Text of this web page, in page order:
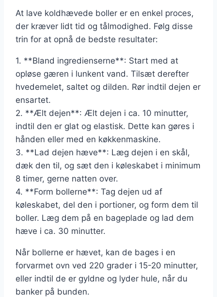
At lave koldhævede boller er en enkel proces,
der kræver lidt tid og tålmodighed. Følg disse
trin for at opnå de bedste resultater:
1. **Bland ingredienserne**: Start med at
opløse gæren i lunkent vand. Tilsæt derefter
hvedemelet, saltet og dilden. Rør indtil dejen er
ensartet.
2. **Ælt dejen**: Ælt dejen i ca. 10 minutter,
indtil den er glat og elastisk. Dette kan gøres i
hånden eller med en køkkenmaskine.
3. **Lad dejen hæve**: Læg dejen i en skål,
dæk den til, og sæt den i køleskabet i minimum
8 timer, gerne natten over.
4. **Form bollerne**: Tag dejen ud af
køleskabet, del den i portioner, og form dem til
boller. Læg dem på en bageplade og lad dem
hæve i ca. 30 minutter.
Når bollerne er hævet, kan de bages i en
forvarmet ovn ved 220 grader i 15-20 minutter,
eller indtil de er gyldne og lyder hule, når du
banker på bunden.